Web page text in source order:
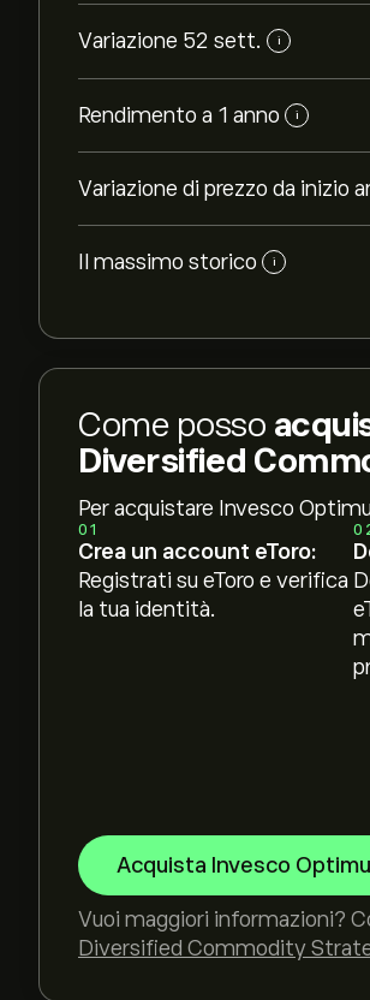
Variazione 52 sett. i
Rendimento a 1 anno i
Variazione di prezzo da inizio
Il massimo storico i
Come posso
Diversified
Per acquistare Invesco
01
Crea un account eToro:
Registrati su eToro e verifica
la tua identità.
Acquista Invesco
Vuoi maggiori informazioni?
Diversified Commodity